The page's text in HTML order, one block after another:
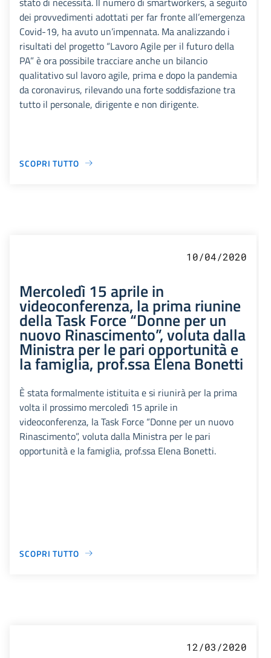
dei provvedimenti adottati per far fronte all’emergenza
Covid-19, ha avuto un’impennata. Ma analizzando i
risultati del progetto “Lavoro Agile per il futuro della
PA” è ora possibile tracciare anche un bilancio
qualitativo sul lavoro agile, prima e dopo la pandemia
da coronavirus, rilevando una forte soddisfazione tra
tutto il personale, dirigente e non dirigente.
SCOPRI TUTTO
10/04/2020
Mercoledì 15 aprile in
videoconferenza, la prima riunine
della Task Force “Donne per un
nuovo Rinascimento”, voluta dalla
Ministra per le pari opportunità e
la famiglia, prof.ssa Elena Bonetti
È stata formalmente istituita e si riunirà per la prima
volta il prossimo mercoledì 15 aprile in
videoconferenza, la Task Force “Donne per un nuovo
Rinascimento”, voluta dalla Ministra per le pari
opportunità e la famiglia, prof.ssa Elena Bonetti.
SCOPRI TUTTO
12/03/2020